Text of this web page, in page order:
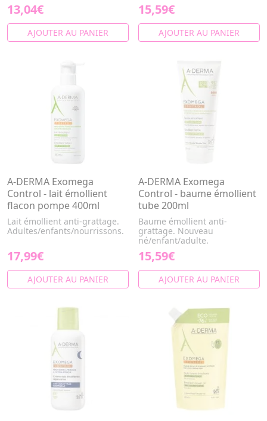
13,04€
AJOUTER AU PANIER
15,59€
AJOUTER AU PANIER
A-DERMA Exomega
Control - lait émollient
flacon pompe 400ml
Lait émollient anti-grattage.
Adultes/enfants/nourrissons.
17,99€
AJOUTER AU PANIER
A-DERMA Exomega
Control - baume émollient
tube 200ml
Baume émollient anti-
grattage. Nouveau
né/enfant/adulte.
15,59€
AJOUTER AU PANIER